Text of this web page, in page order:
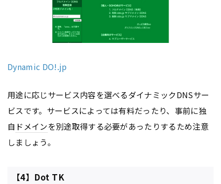
Dynamic DO!.jp
用途に応じサービス内容を選べるダイナミックDNSサー
ビスです。サービスによっては有料だったり、事前に独
自 ドメインを別途取得する必要があったりするため注意
しましょう。
【4】Dot TK